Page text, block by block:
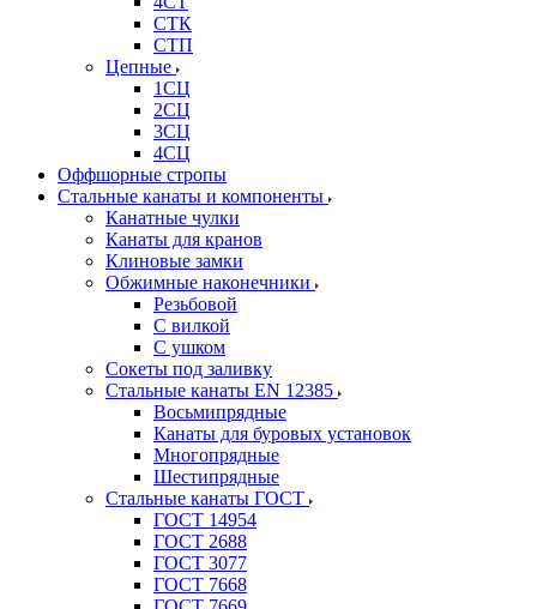
СТК
СТП
Цепные
1СЦ
2СЦ
3СЦ
4СЦ
Оффшорные стропы
Стальные канаты и компоненты
Канатные чулки
Канаты для кранов
Клиновые замки
Обжимные наконечники
Резьбовой
С вилкой
С ушком
Сокеты под заливку
Стальные канаты EN 12385
Восьмипрядные
Канаты для буровых установок
Многопрядные
Шестипрядные
Стальные канаты ГОСТ
ГОСТ 14954
ГОСТ 2688
ГОСТ 3077
ГОСТ 7668